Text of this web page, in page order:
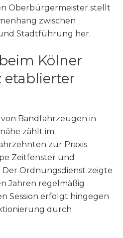
Oberbürgermeister stellt
zwischen
Stadtführung her.
Kölner
etablierter
Bandfahrzeugen in
zählt im
zur Praxis.
Zeitfenster und
Ordnungsdienst zeigte
Jahren regelmäßig
Session erfolgt hingegen
durch